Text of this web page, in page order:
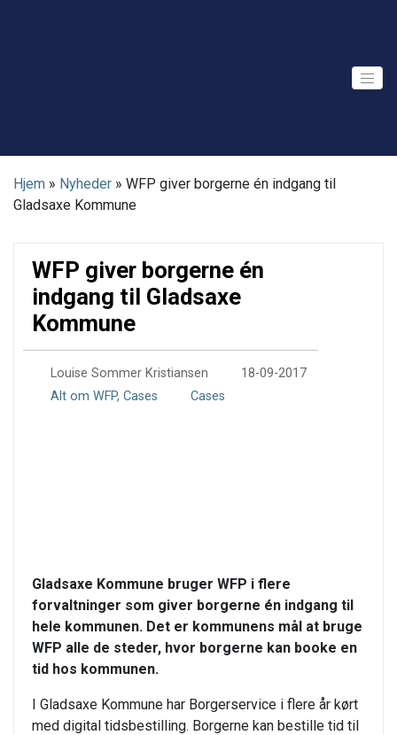
Hjem » Nyheder » WFP giver borgerne én indgang til
Gladsaxe Kommune
WFP giver borgerne én
indgang til Gladsaxe
Kommune
Louise Sommer Kristiansen
18-09-2017
Alt om WFP, Cases Cases
Gladsaxe Kommune bruger WFP i flere
forvaltninger som giver borgerne én indgang til
hele kommunen. Det er kommunens mål at bruge
WFP alle de steder, hvor borgerne kan booke en
tid hos kommunen.
I Gladsaxe Kommune har Borgerservice i flere år kørt
med digital tidsbestilling. Borgerne kan bestille tid til